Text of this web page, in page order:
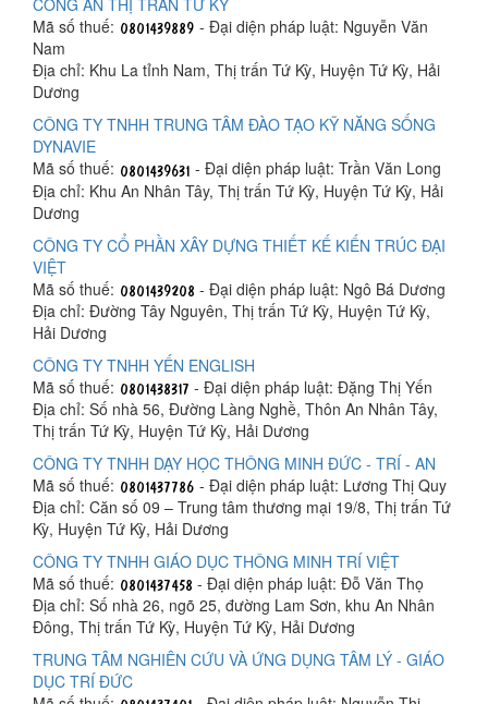
Mã số thuế:
- Đại diện pháp luật: Nguyễn Văn
Nam
Địa chỉ: Khu La tỉnh Nam, Thị trấn Tứ Kỳ, Huyện Tứ Kỳ, Hải
Dương
CÔNG TY TNHH TRUNG TÂM ĐÀO TẠO KỸ NĂNG SỐNG
DYNAVIE
Mã số thuế:
- Đại diện pháp luật: Trần Văn Long
Địa chỉ: Khu An Nhân Tây, Thị trấn Tứ Kỳ, Huyện Tứ Kỳ, Hải
Dương
CÔNG TY CỔ PHẦN XÂY DỰNG THIẾT KẾ KIẾN TRÚC ĐẠI
VIỆT
Mã số thuế:
- Đại diện pháp luật: Ngô Bá Dương
Địa chỉ: Đường Tây Nguyên, Thị trấn Tứ Kỳ, Huyện Tứ Kỳ,
Hải Dương
CÔNG TY TNHH YẾN ENGLISH
Mã số thuế:
- Đại diện pháp luật: Đặng Thị Yến
Địa chỉ: Số nhà 56, Đường Làng Nghề, Thôn An Nhân Tây,
Thị trấn Tứ Kỳ, Huyện Tứ Kỳ, Hải Dương
CÔNG TY TNHH DẠY HỌC THÔNG MINH ĐỨC - TRÍ - AN
Mã số thuế:
- Đại diện pháp luật: Lương Thị Quy
Địa chỉ: Căn số 09 – Trung tâm thương mại 19/8, Thị trấn Tứ
Kỳ, Huyện Tứ Kỳ, Hải Dương
CÔNG TY TNHH GIÁO DỤC THÔNG MINH TRÍ VIỆT
Mã số thuế:
- Đại diện pháp luật: Đỗ Văn Thọ
Địa chỉ: Số nhà 26, ngõ 25, đường Lam Sơn, khu An Nhân
Đông, Thị trấn Tứ Kỳ, Huyện Tứ Kỳ, Hải Dương
TRUNG TÂM NGHIÊN CỨU VÀ ỨNG DỤNG TÂM LÝ - GIÁO
DỤC TRÍ ĐỨC